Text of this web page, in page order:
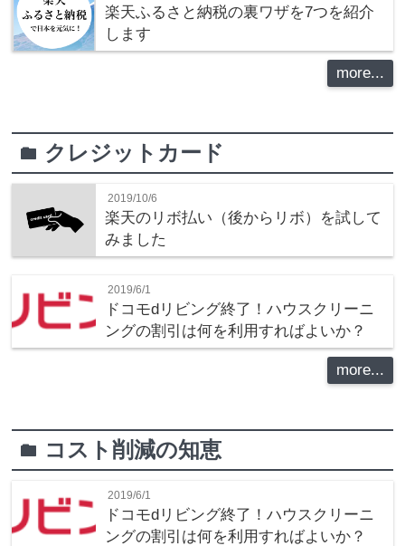
楽天ふるさと納税の裏ワザを7つを紹介
します
more...
folder クレジットカード
2019/10/6
楽天のリボ払い（後からリボ）を試して
みました
2019/6/1
ドコモdリビング終了！ハウスクリーニ
ングの割引は何を利用すればよいか？
more...
folder コスト削減の知恵
2019/6/1
ドコモdリビング終了！ハウスクリーニ
ングの割引は何を利用すればよいか？